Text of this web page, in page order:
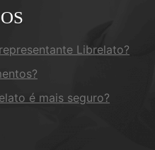
Librelato?
é mais seguro?